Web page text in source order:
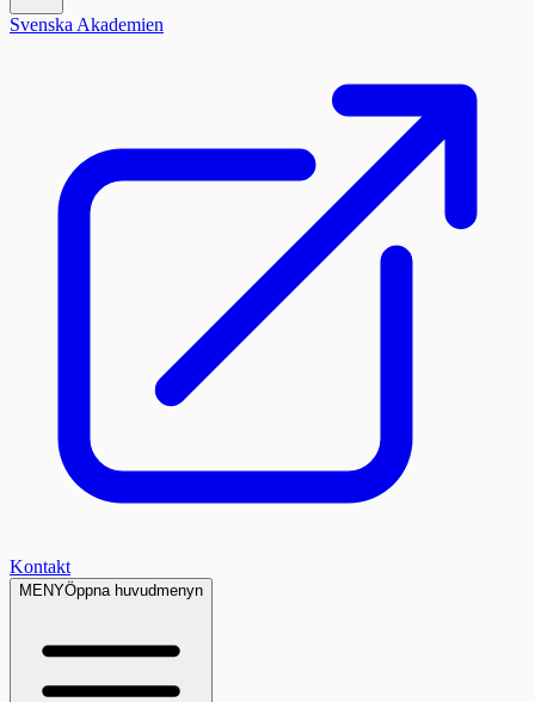
Svenska Akademien
Kontakt
MENYÖppna huvudmenyn